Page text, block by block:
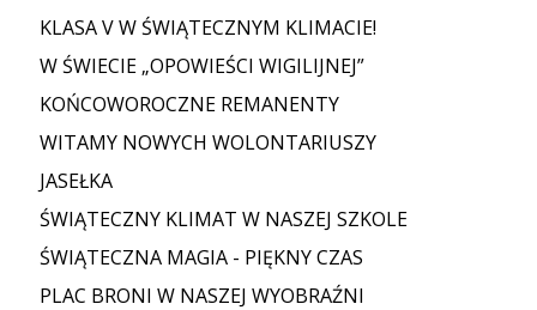
KLASA V W ŚWIĄTECZNYM KLIMACIE!
W ŚWIECIE „OPOWIEŚCI WIGILIJNEJ”
KOŃCOWOROCZNE REMANENTY
WITAMY NOWYCH WOLONTARIUSZY
JASEŁKA
ŚWIĄTECZNY KLIMAT W NASZEJ SZKOLE
ŚWIĄTECZNA MAGIA - PIĘKNY CZAS
PLAC BRONI W NASZEJ WYOBRAŹNI